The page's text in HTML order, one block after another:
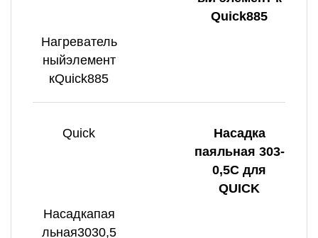
Quick885
Нагреватель
ныйэлемент
кQuick885
Quick
Насадка
паяльная 303-
0,5C для
QUICK
Насадкапая
льная3030,5